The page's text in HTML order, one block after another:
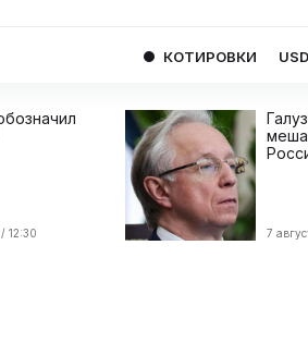
КОТИРОВКИ USD 09/08
12:30 7